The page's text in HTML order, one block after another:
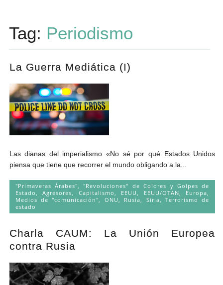
Tag: Periodismo
La Guerra Mediática (I)
Las dianas del imperialismo «No sé por qué Estados Unidos
piensa que tiene que recorrer el mundo obligando a la...
"Primaveras Árabes", "Revoluciones" de Colores y Golpes de
Estado,Agresores, Capitalismo, EEUU, EEUU/OTAN, Europa,
Medios de "comunicación", ONU, Rusia, Siria, Terrorismo de
estado
Charla CAUM: La Unión Europea
contra Rusia